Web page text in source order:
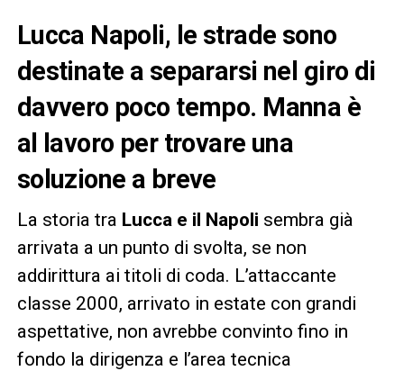
Lucca Napoli, le strade sono
destinate a separarsi nel giro di
davvero poco tempo. Manna è
al lavoro per trovare una
soluzione a breve
La storia tra Lucca e il Napoli sembra già
arrivata a un punto di svolta, se non
addirittura ai titoli di coda. L’attaccante
classe 2000, arrivato in estate con grandi
aspettative, non avrebbe convinto fino in
fondo la dirigenza e l’area tecnica